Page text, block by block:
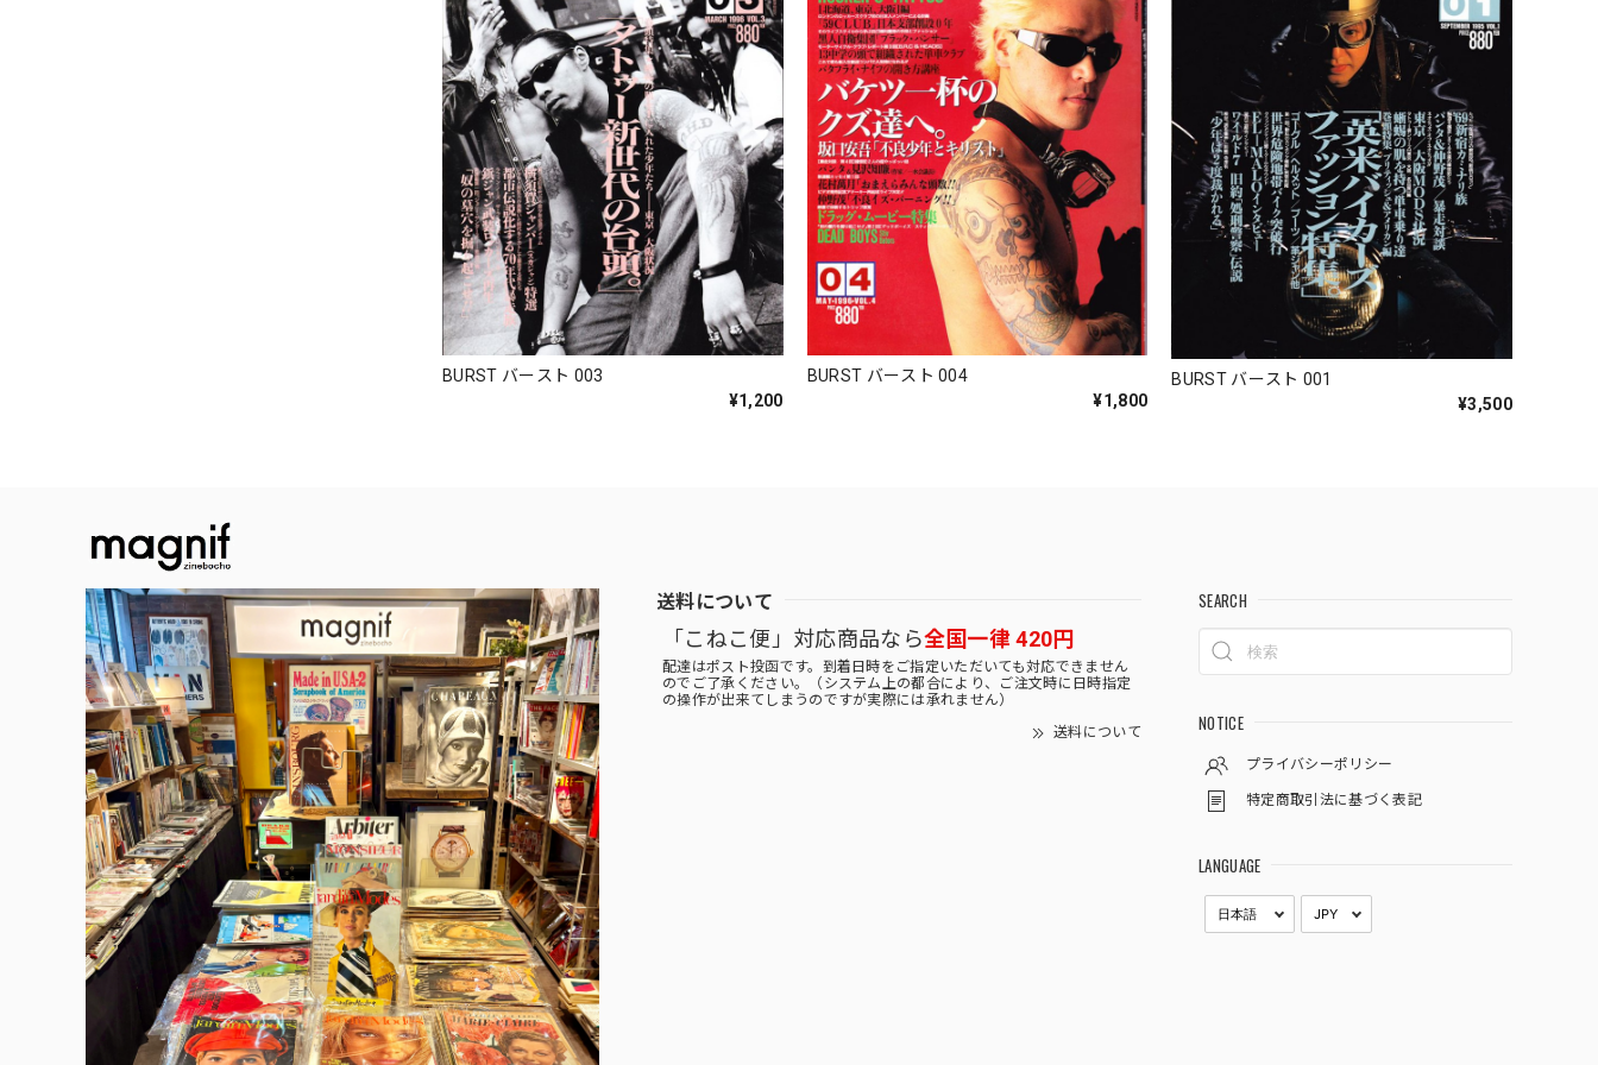
BURST バースト 003
¥1,200
BURST バースト 004
¥1,800
BURST バースト 001
¥3,500
送料について
「こねこ便」対応商品なら全国一律 420円
配達はポスト投函です。到着日時をご指定いただいても対応できません
のでご了承ください。（システム上の都合により、ご注文時に日時指定
の操作が出来てしまうのですが実際には承れません）
送料について
SEARCH
NOTICE
プライバシーポリシー
特定商取引法に基づく表記
LANGUAGE